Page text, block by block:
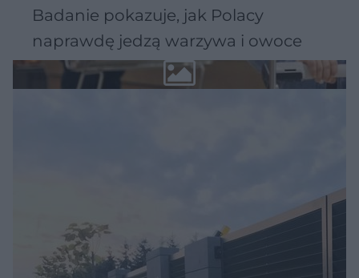
Badanie pokazuje, jak Polacy
naprawdę jedzą warzywa i owoce